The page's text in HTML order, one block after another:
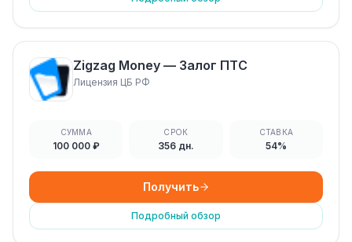
Zigzag Money — Залог ПТС
Лицензия ЦБ РФ
СУММА
100 000 ₽
СРОК
356 дн.
СТАВКА
54%
Получить
Подробный обзор